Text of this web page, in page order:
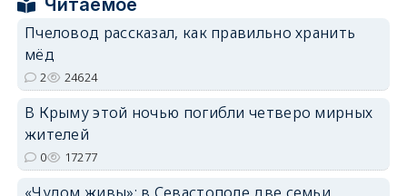
Читаемое
Пчеловод рассказал, как правильно хранить
мёд
2 24624
В Крыму этой ночью погибли четверо мирных
жителей
0 17277